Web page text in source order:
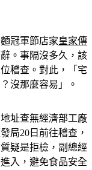
冠軍節店家皇家傳
。事隔沒多久，該
稽查。對此，「宅
沒那麼容易」。
址查無經濟部工廠
局20日前往稽查，
疑是拒檢，副總經
入，避免食品安全